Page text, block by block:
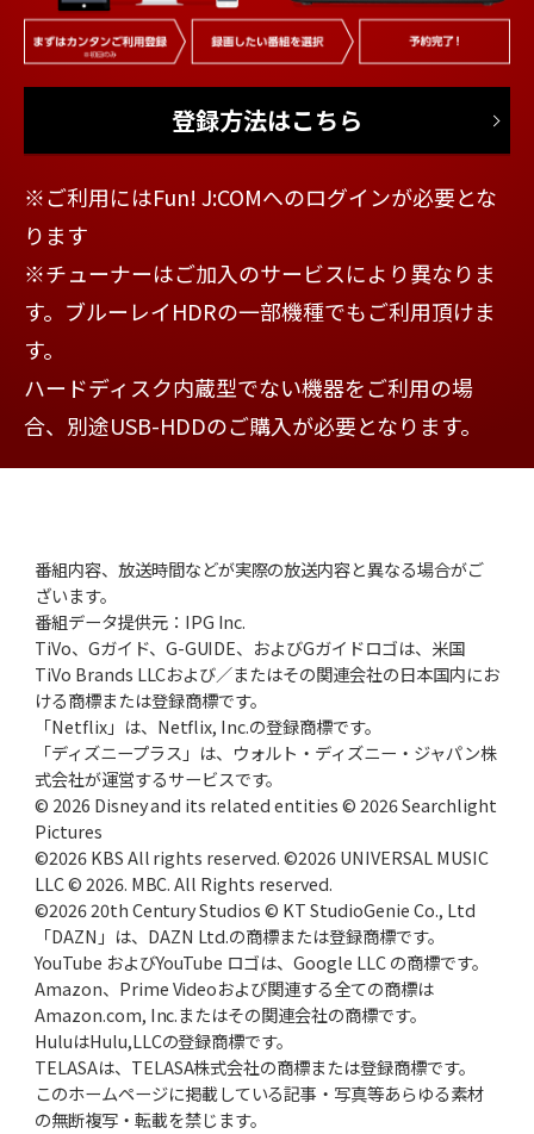
登録方法はこちら
※ご利用にはFun! J:COMへのログインが必要とな
ります
※チューナーはご加入のサービスにより異なりま
す。ブルーレイHDRの一部機種でもご利用頂けま
す。
ハードディスク内蔵型でない機器をご利用の場
合、別途USB-HDDのご購入が必要となります。
番組内容、放送時間などが実際の放送内容と異なる場合がご
ざいます。
番組データ提供元：IPG Inc.
TiVo、Gガイド、G-GUIDE、およびGガイドロゴは、米国
TiVo Brands LLCおよび／またはその関連会社の日本国内にお
ける商標または登録商標です。
「Netflix」は、Netflix, Inc.の登録商標です。
「ディズニープラス」は、ウォルト・ディズニー・ジャパン株
式会社が運営するサービスです。
© 2026 Disney and its related entities © 2026 Searchlight
Pictures
©2026 KBS All rights reserved. ©2026 UNIVERSAL MUSIC
LLC © 2026. MBC. All Rights reserved.
©2026 20th Century Studios © KT StudioGenie Co., Ltd
「DAZN」は、DAZN Ltd.の商標または登録商標です。
YouTube およびYouTube ロゴは、Google LLC の商標です。
Amazon、Prime Videoおよび関連する全ての商標は
Amazon.com, Inc.またはその関連会社の商標です。
HuluはHulu,LLCの登録商標です。
TELASAは、TELASA株式会社の商標または登録商標です。
このホームページに掲載している記事・写真等あらゆる素材
の無断複写・転載を禁じます。